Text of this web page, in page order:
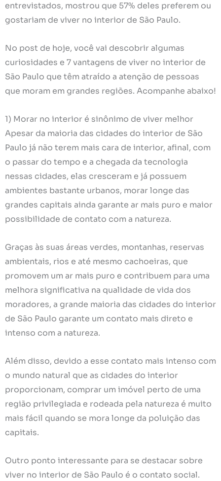
entrevistados, mostrou que 57% deles preferem ou
gostariam de viver no interior de São Paulo.
No post de hoje, você vai descobrir algumas
curiosidades e 7 vantagens de viver no interior de
São Paulo que têm atraído a atenção de pessoas
que moram em grandes regiões. Acompanhe abaixo!
1) Morar no interior é sinônimo de viver melhor
Apesar da maioria das cidades do interior de São
Paulo já não terem mais cara de interior, afinal, com
o passar do tempo e a chegada da tecnologia
nessas cidades, elas cresceram e já possuem
ambientes bastante urbanos, morar longe das
grandes capitais ainda garante ar mais puro e maior
possibilidade de contato com a natureza.
Graças às suas áreas verdes, montanhas, reservas
ambientais, rios e até mesmo cachoeiras, que
promovem um ar mais puro e contribuem para uma
melhora significativa na qualidade de vida dos
moradores, a grande maioria das cidades do interior
de São Paulo garante um contato mais direto e
intenso com a natureza.
Além disso, devido a esse contato mais intenso com
o mundo natural que as cidades do interior
proporcionam, comprar um imóvel perto de uma
região privilegiada e rodeada pela natureza é muito
mais fácil quando se mora longe da poluição das
capitais.
Outro ponto interessante para se destacar sobre
viver no interior de São Paulo é o contato social.